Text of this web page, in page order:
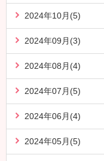
2024年10月(5)
2024年09月(3)
2024年08月(4)
2024年07月(5)
2024年06月(4)
2024年05月(5)